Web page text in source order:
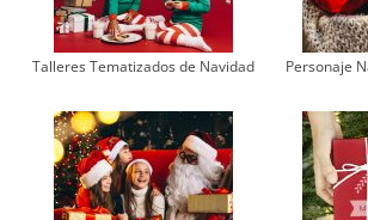
Talleres Tematizados de Navidad Personaje